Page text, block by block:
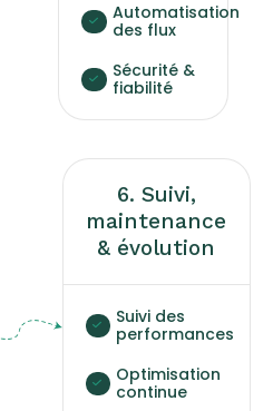
Automatisation
des flux
Sécurité &
fiabilité
6. Suivi,
maintenance
& évolution
Suivi des
performances
Optimisation
continue